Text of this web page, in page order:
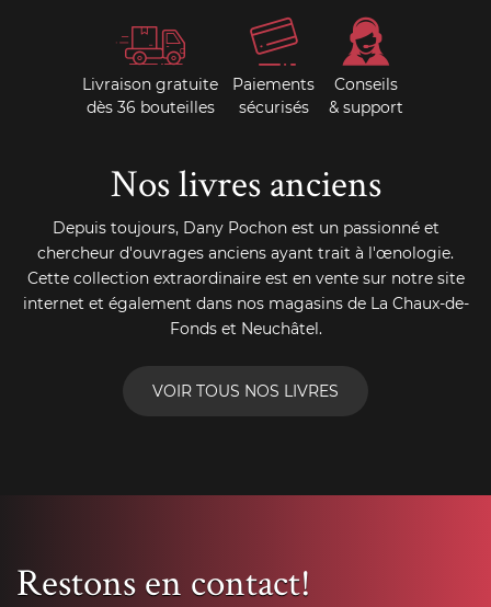
Livraison gratuite
dès 36 bouteilles
Paiements
sécurisés
Conseils
& support
Nos livres anciens
Depuis toujours, Dany Pochon est un passionné et
chercheur d'ouvrages anciens ayant trait à l'œnologie.
Cette collection extraordinaire est en vente sur notre site
internet et également dans nos magasins de La Chaux-de-
Fonds et Neuchâtel.
VOIR TOUS NOS LIVRES
Restons en contact!